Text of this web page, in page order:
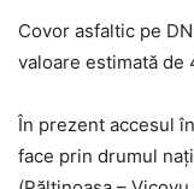
Covor asfaltic pe
valoare estimată de
În prezent accesul
face prin drumul